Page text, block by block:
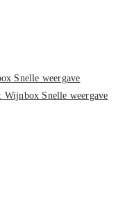
Snelle weergave
Snelle weergave